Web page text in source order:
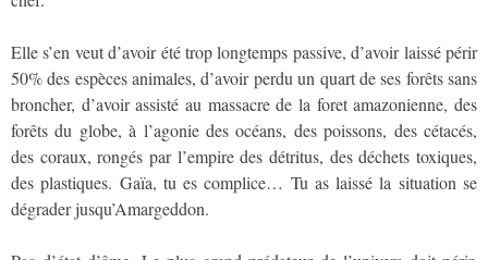
Elle s’en veut d’avoir été trop longtemps passive, d’avoir laissé périr
50% des espèces animales, d’avoir perdu un quart de ses forêts sans
broncher, d’avoir assisté au massacre de la foret amazonienne, des
forêts du globe, à l’agonie des océans, des poissons, des cétacés,
des coraux, rongés par l’empire des détritus, des déchets toxiques,
des plastiques. Gaïa, tu es complice… Tu as laissé la situation se
dégrader jusqu’Amargeddon.